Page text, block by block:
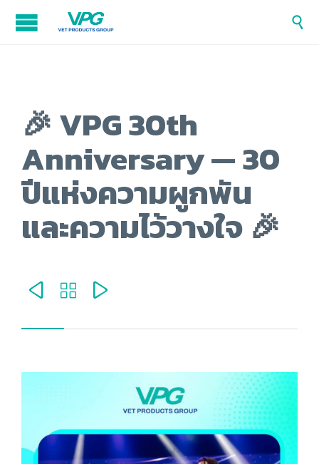

🎉 VPG 30th
Anniversary — 30
ปีแห่งความผูกพัน
และความไว้วางใจ 🎉
  